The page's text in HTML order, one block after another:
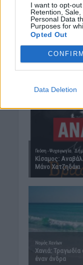
I want to opt-
Retention,
Personal Data
Purposes for
Opted Out
CONFIRM
Data Deletion